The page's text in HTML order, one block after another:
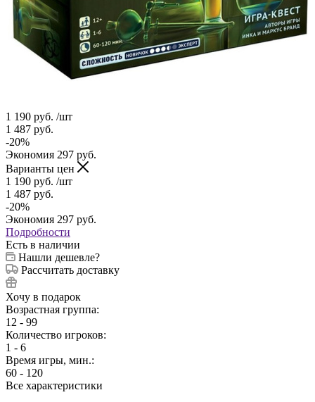
1 190 руб. /шт
1 487 руб.
-20%
Экономия 297 руб.
Варианты цен
1 190 руб. /шт
1 487 руб.
-20%
Экономия 297 руб.
Подробности
Есть в наличии
Нашли дешевле?
Рассчитать доставку
Хочу в подарок
Возрастная группа:
12 - 99
Количество игроков:
1 - 6
Время игры, мин.:
60 - 120
Все характеристики